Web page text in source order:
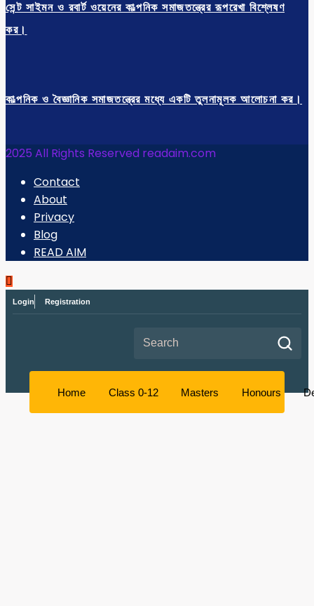
সেন্ট সাইমন ও রবার্ট ওয়েনের কাল্পনিক সমাজতন্ত্রের রূপরেখা বিশ্লেষণ
কর।
কাল্পনিক ও বৈজ্ঞানিক সমাজতন্ত্রের মধ্যে একটি তুলনামূলক আলোচনা কর।
2025 All Rights Reserved readaim.com
Contact
About
Privacy
Blog
READ AIM
Login Registration
Home Class 0-12 Masters Honours